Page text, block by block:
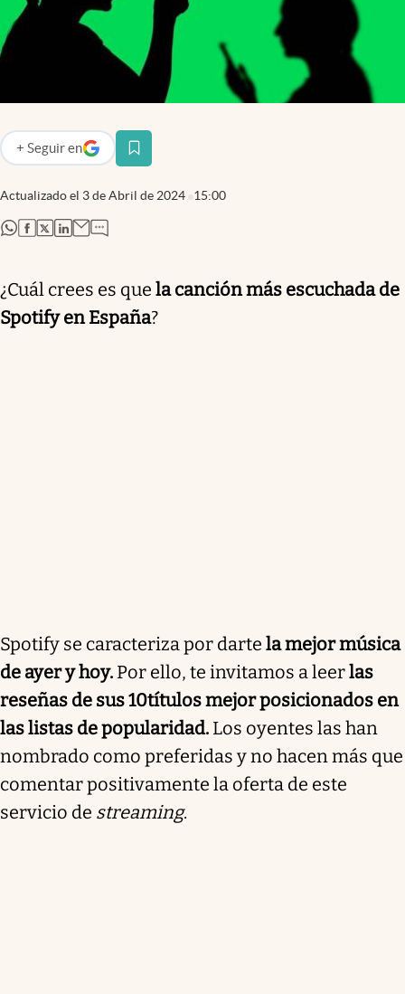
Actualizado el 3 de Abril de 2024 15:00
+ Seguir en
abre en nueva pestaña
abre en nueva pestaña
abre en nueva pestaña
abre en nueva pestaña
abre en nueva pestaña
¿Cuál crees es que la canción más escuchada de
Spotify en España?
Spotify se caracteriza por darte la mejor música
de ayer y hoy. Por ello, te invitamos a leerlas
reseñas de sus 10títulos mejor posicionados en
las listas de popularidad. Los oyentes las han
nombrado como preferidas y no hacen más que
comentar positivamente la oferta de este
servicio de streaming.